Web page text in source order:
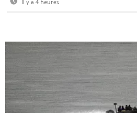
Il y a 4 heures